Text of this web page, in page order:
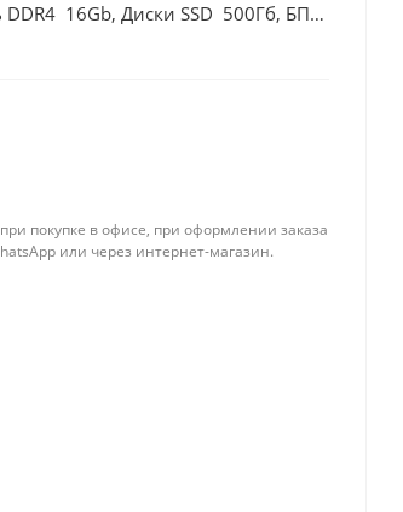
DDR4 16Gb, Диски SSD 500Гб, БП
покупке в офисе, при оформлении заказа
или через интернет-магазин.